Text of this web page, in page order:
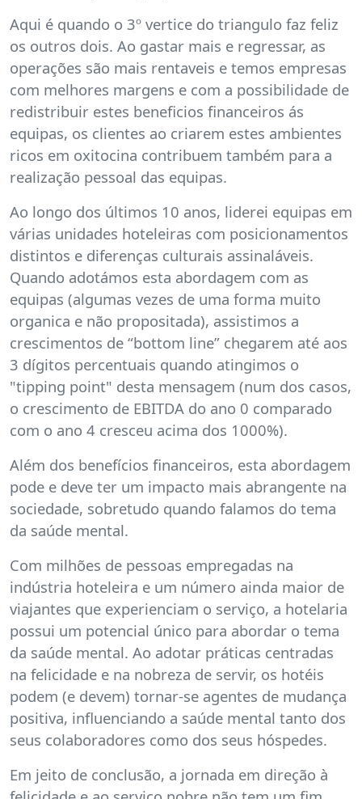
Aqui é quando o 3º vertice do triangulo faz feliz
os outros dois. Ao gastar mais e regressar, as
operações são mais rentaveis e temos empresas
com melhores margens e com a possibilidade de
redistribuir estes beneficios financeiros ás
equipas, os clientes ao criarem estes ambientes
ricos em oxitocina contribuem também para a
realização pessoal das equipas.
Ao longo dos últimos 10 anos, liderei equipas em
várias unidades hoteleiras com posicionamentos
distintos e diferenças culturais assinaláveis.
Quando adotámos esta abordagem com as
equipas (algumas vezes de uma forma muito
organica e não propositada), assistimos a
crescimentos de “bottom line” chegarem até aos
3 dígitos percentuais quando atingimos o
"tipping point" desta mensagem (num dos casos,
o crescimento de EBITDA do ano 0 comparado
com o ano 4 cresceu acima dos 1000%).
Além dos benefícios financeiros, esta abordagem
pode e deve ter um impacto mais abrangente na
sociedade, sobretudo quando falamos do tema
da saúde mental.
Com milhões de pessoas empregadas na
indústria hoteleira e um número ainda maior de
viajantes que experienciam o serviço, a hotelaria
possui um potencial único para abordar o tema
da saúde mental. Ao adotar práticas centradas
na felicidade e na nobreza de servir, os hotéis
podem (e devem) tornar-se agentes de mudança
positiva, influenciando a saúde mental tanto dos
seus colaboradores como dos seus hóspedes.
Em jeito de conclusão, a jornada em direção à